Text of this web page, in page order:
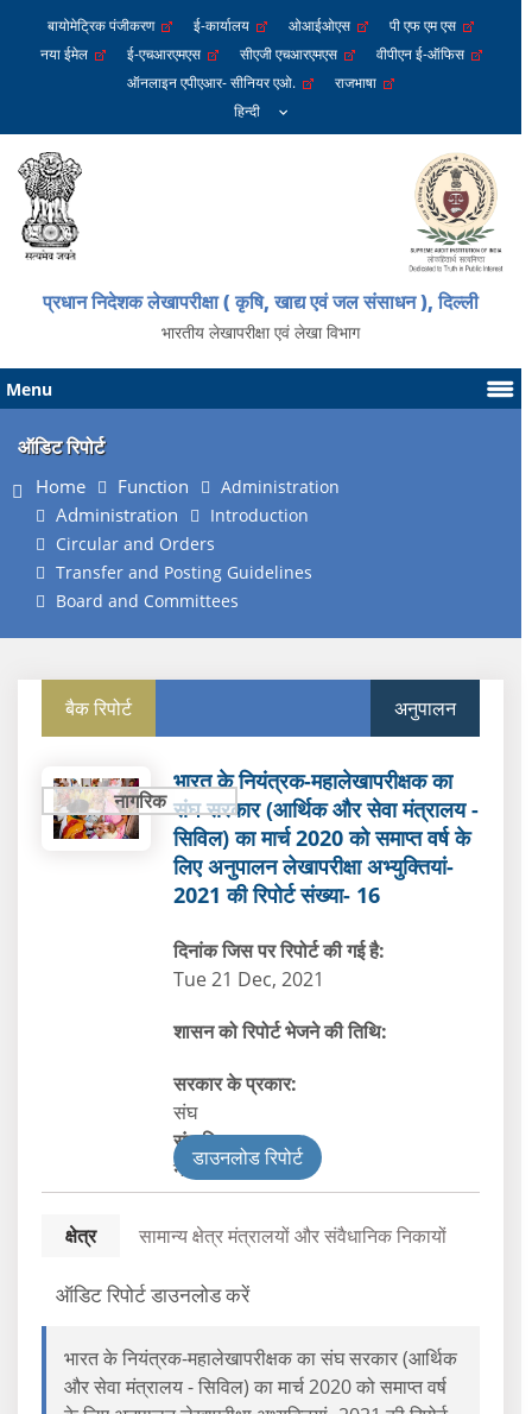
बायोमेट्रिक पंजीकरण ई-कार्यालय ओआईओएस
पी एफ एम एस
नया ईमेल
ई-एचआरएमएस सीएजी एचआरएमएस
वीपीएन ई-ऑफिस
ऑनलाइन एपीएआर- सीनियर एओ.
राजभाषा
प्रधान निदेशक लेखापरीक्षा ( कृषि, खाद्य एवं जल संसाधन ), दिल्ली
भारतीय लेखापरीक्षा एवं लेखा विभाग
Menu
ऑडिट रिपोर्ट
Home Function Administration
Administration
Introduction
Circular and Orders
Transfer and Posting Guidelines
Board and Committees
बैक रिपोर्ट अनुपालन
नागरिक
भारत के नियंत्रक-महालेखापरीक्षक का
संघ सरकार (आर्थिक और सेवा मंत्रालय -
सिविल) का मार्च 2020 को समाप्‍त वर्ष के
लिए अनुपालन लेखापरीक्षा अभ्‍युक्‍तियां-
2021 की रिपोर्ट संख्या- 16
दिनांक जिस पर रिपोर्ट की गई है:
Tue 21 Dec, 2021
शासन को रिपोर्ट भेजने की तिथि:
सरकार के प्रकार:
संघ
संघ विभाग
नागरिक
डाउनलोड रिपोर्ट
क्षेत्र सामान्य क्षेत्र मंत्रालयों और संवैधानिक निकायों
ऑडिट रिपोर्ट डाउनलोड करें
भारत के नियंत्रक-महालेखापरीक्षक का संघ सरकार (आर्थिक
और सेवा मंत्रालय - सिविल) का मार्च 2020 को समाप्‍त वर्ष